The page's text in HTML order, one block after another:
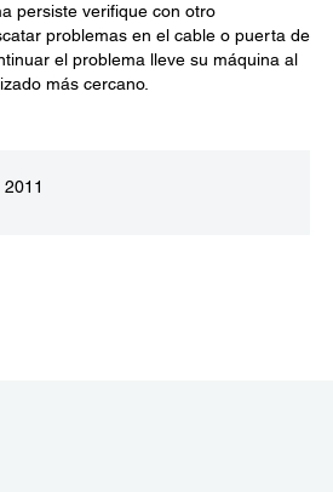
persiste verifique con otro
problemas en el cable o puerta de
el problema lleve su máquina al
más cercano.